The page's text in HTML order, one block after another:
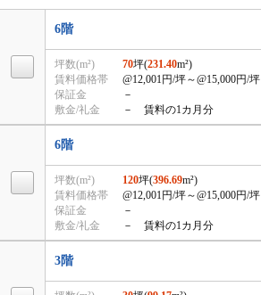
6階
坪数(m²) 70坪(231.40m²)
賃料価格帯
@12,001円/坪～@15,000円/坪
保証金
－
敷金/礼金
－ 賃料の1カ月分
6階
坪数(m²) 120坪(396.69m²)
賃料価格帯
@12,001円/坪～@15,000円/坪
保証金
－
敷金/礼金
－ 賃料の1カ月分
3階